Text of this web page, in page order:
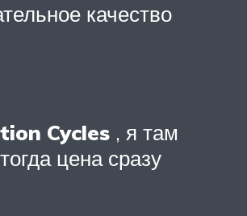
качество
Cycles , я там
цена сразу